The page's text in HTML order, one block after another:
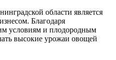
области является
Благодаря
условиям и плодородным
высокие урожаи овощей